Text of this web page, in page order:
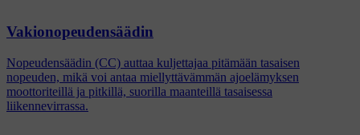
Vakionopeudensäädin
Nopeudensäädin (CC) auttaa kuljettajaa pitämään tasaisen
nopeuden, mikä voi antaa miellyttävämmän ajoelämyksen
moottoriteillä ja pitkillä, suorilla maanteillä tasaisessa
liikennevirrassa.